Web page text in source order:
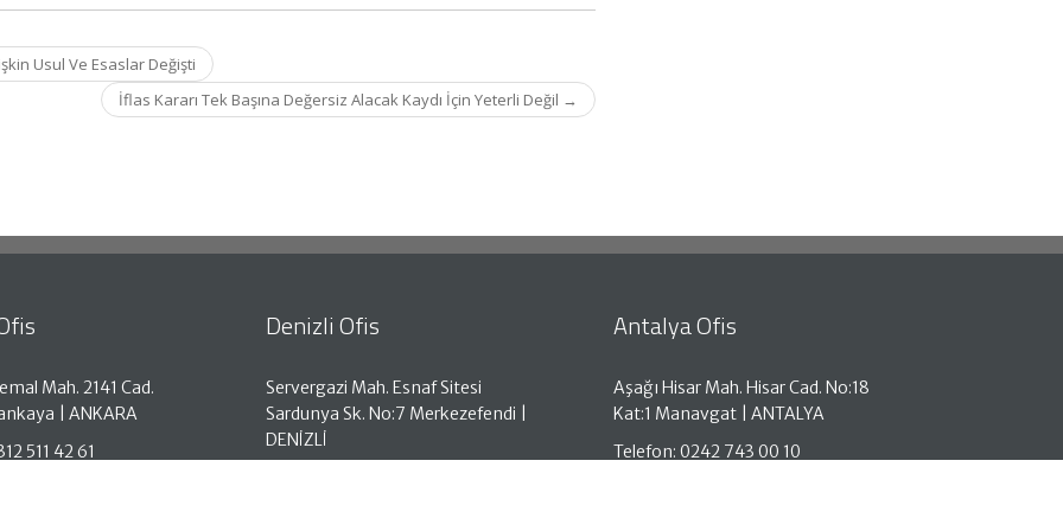
Usul Ve Esaslar Değişti
İflas Kararı Tek Başına Değersiz Alacak Kaydı İçin Yeterli Değil →
Mah. 2141 Cad.
| ANKARA
511 42 61
Denizli Ofis
Servergazi Mah. Esnaf Sitesi
Sardunya Sk. No:7 Merkezefendi |
DENİZLİ
Antalya Ofis
Aşağı Hisar Mah. Hisar Cad. No:18
Kat:1 Manavgat | ANTALYA
Telefon: 0242 743 00 10